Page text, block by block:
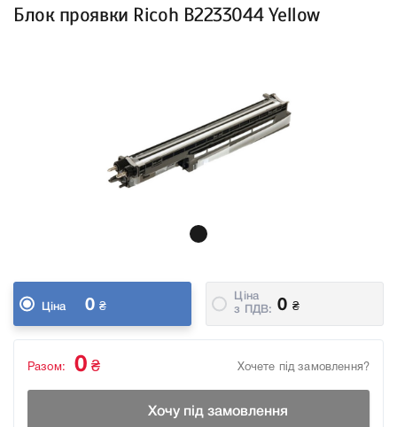
Блок проявки Ricoh B2233044 Yellow
Ціна 0 ₴
Ціна
з ПДВ:
0 ₴
Хочете під замовлення?
Разом: 0 ₴
Хочу під замовлення